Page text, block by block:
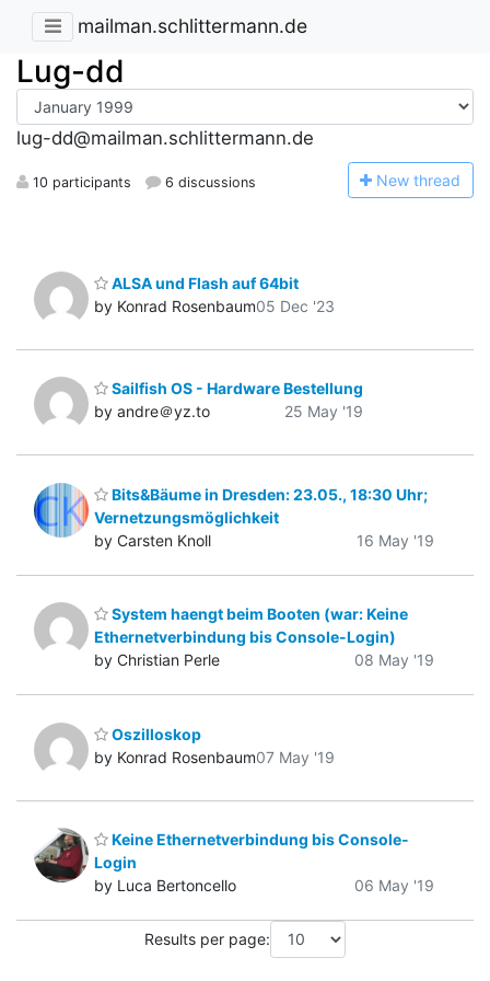
mailman.schlittermann.de
Lug-dd
lug-dd@mailman.schlittermann.de
10 participants 6 discussions New thread
ALSA und Flash auf 64bit
by Konrad Rosenbaum05 Dec '23
Sailfish OS - Hardware Bestellung
by andre＠yz.to
25 May '19
Bits&Bäume in Dresden: 23.05., 18:30 Uhr;
Vernetzungsmöglichkeit
by Carsten Knoll
16 May '19
System haengt beim Booten (war: Keine
Ethernetverbindung bis Console-Login)
by Christian Perle
08 May '19
Oszilloskop
by Konrad Rosenbaum07 May '19
Keine Ethernetverbindung bis Console-
Login
by Luca Bertoncello
06 May '19
Results per page: